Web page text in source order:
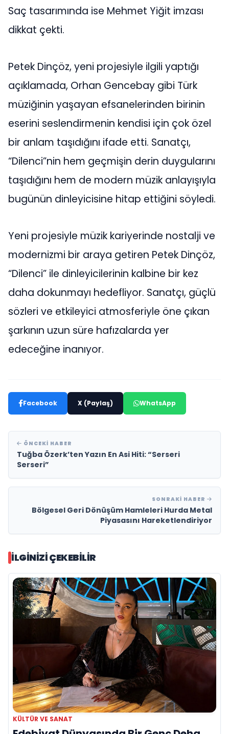
Saç tasarımında ise Mehmet Yiğit imzası
dikkat çekti.
Petek Dinçöz, yeni projesiyle ilgili yaptığı
açıklamada, Orhan Gencebay gibi Türk
müziğinin yaşayan efsanelerinden birinin
eserini seslendirmenin kendisi için çok özel
bir anlam taşıdığını ifade etti. Sanatçı,
“Dilenci”nin hem geçmişin derin duygularını
taşıdığını hem de modern müzik anlayışıyla
bugünün dinleyicisine hitap ettiğini söyledi.
Yeni projesiyle müzik kariyerinde nostalji ve
modernizmi bir araya getiren Petek Dinçöz,
“Dilenci” ile dinleyicilerinin kalbine bir kez
daha dokunmayı hedefliyor. Sanatçı, güçlü
sözleri ve etkileyici atmosferiyle öne çıkan
şarkının uzun süre hafızalarda yer
edeceğine inanıyor.
Facebook X (Paylaş) WhatsApp
ÖNCEKI HABER
Tuğba Özerk’ten Yazın En Asi Hiti: “Serseri
Serseri”
SONRAKI HABER
Bölgesel Geri Dönüşüm Hamleleri Hurda Metal
Piyasasını Hareketlendiriyor
İLGINIZI ÇEKEBILIR
KÜLTÜR VE SANAT